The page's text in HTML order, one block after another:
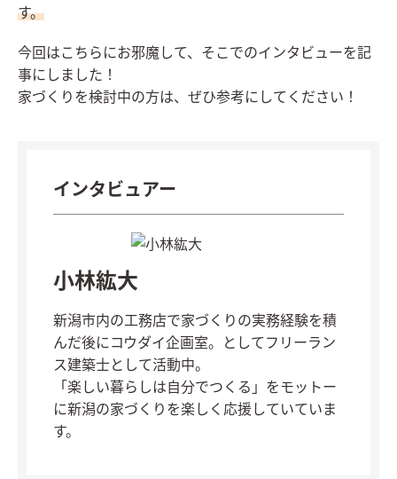
す。
今回はこちらにお邪魔して、そこでのインタビューを記
事にしました！
家づくりを検討中の方は、ぜひ参考にしてください！
インタビュアー
小林紘大
新潟市内の工務店で家づくりの実務経験を積
んだ後にコウダイ企画室。としてフリーラン
ス建築士として活動中。
「楽しい暮らしは自分でつくる」をモットー
に新潟の家づくりを楽しく応援していていま
す。